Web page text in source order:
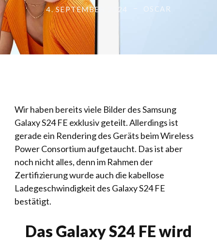
4. SEPTEMBER 2024 OSCAR
Wir haben bereits viele Bilder des Samsung
Galaxy S24 FE exklusiv geteilt. Allerdings ist
gerade ein Rendering des Geräts beim Wireless
Power Consortium aufgetaucht. Das ist aber
noch nicht alles, denn im Rahmen der
Zertifizierung wurde auch die kabellose
Ladegeschwindigkeit des Galaxy S24 FE
bestätigt.
Das Galaxy S24 FE wird